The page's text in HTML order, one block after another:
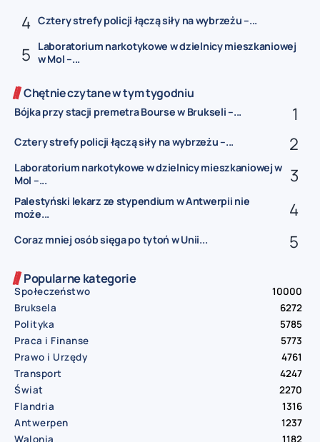
Cztery strefy policji łączą siły na wybrzeżu –...
Laboratorium narkotykowe w dzielnicy mieszkaniowej
w Mol –...
Chętnie czytane w tym tygodniu
Bójka przy stacji premetra Bourse w Brukseli –...
Cztery strefy policji łączą siły na wybrzeżu –...
Laboratorium narkotykowe w dzielnicy mieszkaniowej w
Mol –...
Palestyński lekarz ze stypendium w Antwerpii nie
może...
Coraz mniej osób sięga po tytoń w Unii...
Popularne kategorie
Społeczeństwo
10000
Bruksela
6272
Polityka
5785
Praca i Finanse
5773
Prawo i Urzędy
4761
Transport
4247
Świat
2270
Flandria
1316
Antwerpen
1237
Walonia
1182